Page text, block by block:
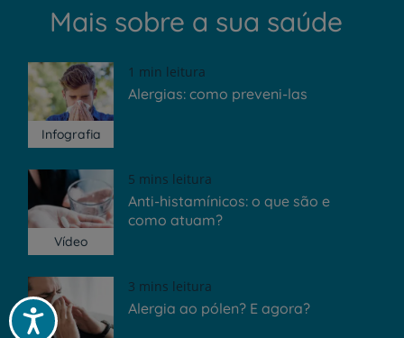
Acessibilidade
Mais sobre a sua saúde
Infografia
1 min leitura
Alergias: como preveni-las
Vídeo
5 mins leitura
Anti-histamínicos: o que são e
como atuam?
3 mins leitura
Alergia ao pólen? E agora?